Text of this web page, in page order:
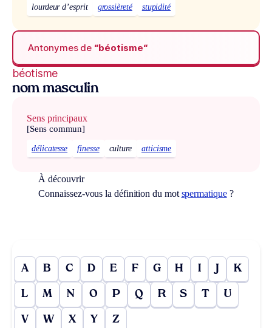
lourdeur d’esprit grossièreté stupidité
Antonymes de “béotisme“
béotisme
nom masculin
Sens principaux
[Sens commun]
délicatesse finesse culture atticisme
À découvrir
Connaissez-vous la définition du mot spermatique?
A B C D E F G H I J K
L M N O P Q R S T U
V W X Y Z